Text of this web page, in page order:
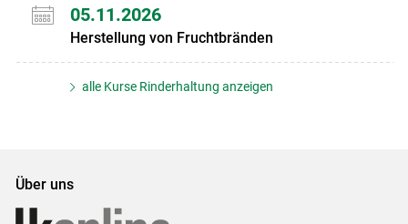
05.11.2026
Herstellung von Fruchtbränden
alle Kurse Rinderhaltung anzeigen
Über uns